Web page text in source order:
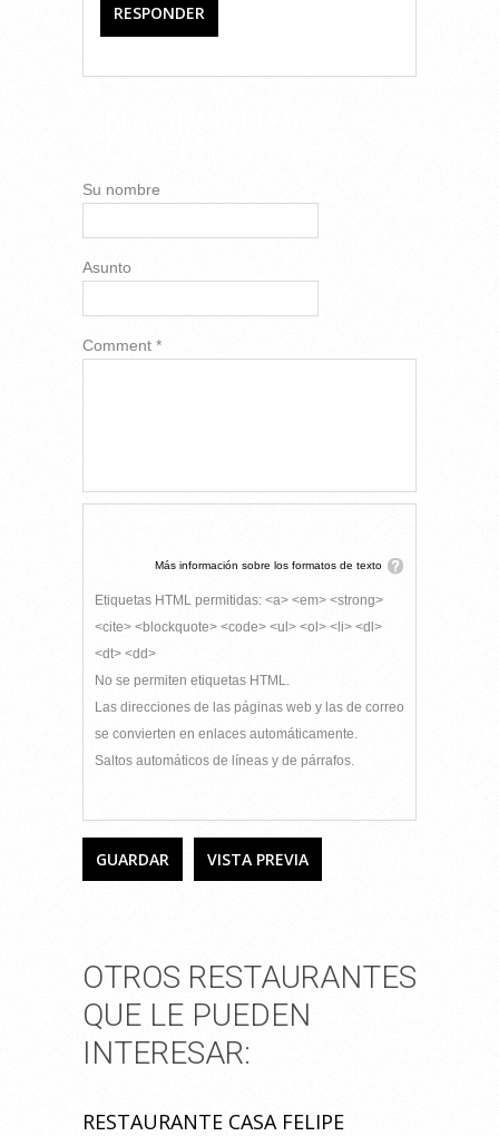
RESPONDER
Su nombre
Asunto
Comment *
Más información sobre los formatos de texto
Etiquetas HTML permitidas: <a> <em> <strong>
<cite> <blockquote> <code> <ul> <ol> <li> <dl>
<dt> <dd>
No se permiten etiquetas HTML.
Las direcciones de las páginas web y las de correo
se convierten en enlaces automáticamente.
Saltos automáticos de líneas y de párrafos.
OTROS RESTAURANTES
QUE LE PUEDEN
INTERESAR:
RESTAURANTE CASA FELIPE